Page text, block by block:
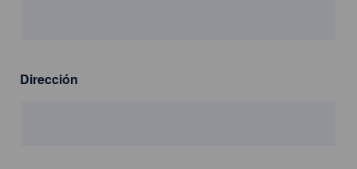
Dirección